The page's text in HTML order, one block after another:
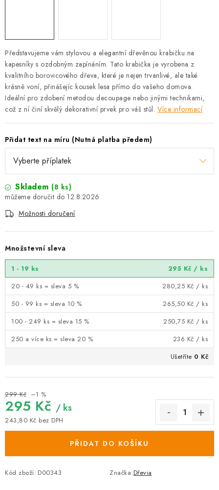
Představujeme vám stylovou a elegantní dřevěnou krabičku na
kapesníky s ozdobným zapínáním. Tato krabička je vyrobena z
kvalitního borovicového dřeva, které je nejen trvanlivé, ale také
krásně voní, přinášejíc kousek lesa přímo do vašeho domova.
Ideální pro zdobení metodou decoupage nebo jinými technikami,
což z ní činí skvělý dekorativní prvek pro váš stůl. Více informací
Přidat text na míru (Nutná platba předem)
Skladem (8 ks)
12.8.2026
Možnosti doručení
Množstevní sleva
1 - 19 ks 295 Kč / ks
20 - 49 ks = sleva 5 %
280,25 Kč / ks
50 - 99 ks = sleva 10 %
265,50 Kč / ks
100 - 249 ks = sleva 15 %
250,75 Kč / ks
250 a více ks = sleva 20 %
236 Kč / ks
Ušetříte 0 Kč
299 Kč –1 %
295 Kč / ks
243,80 Kč bez DPH
Měrná cena:
PŘIDAT DO KOŠÍKU
Kód zboží: D00343 Značka:Dřevia